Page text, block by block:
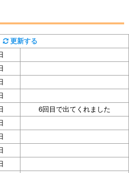
ウィーク)の「見つけた数」
ョンウィーク)の図鑑ページで
「見つけた数」の部分のスクシ
モしておくと便利です。
します。
更新する
6回目で出てくれました